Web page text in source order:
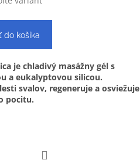
do košíka
je chladivý masážny gél s
a eukalyptovou silicou.
svalov, regeneruje a osviežuje
pocitu.